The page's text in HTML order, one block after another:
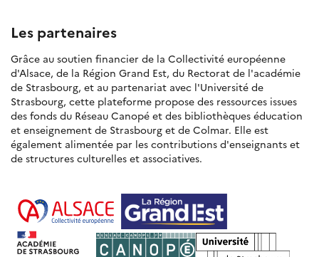
Les partenaires
Grâce au soutien financier de la Collectivité européenne
d'Alsace, de la Région Grand Est, du Rectorat de l'académie
de Strasbourg, et au partenariat avec l'Université de
Strasbourg, cette plateforme propose des ressources issues
des fonds du Réseau Canopé et des bibliothèques éducation
et enseignement de Strasbourg et de Colmar. Elle est
également alimentée par les contributions d'enseignants et
de structures culturelles et associatives.